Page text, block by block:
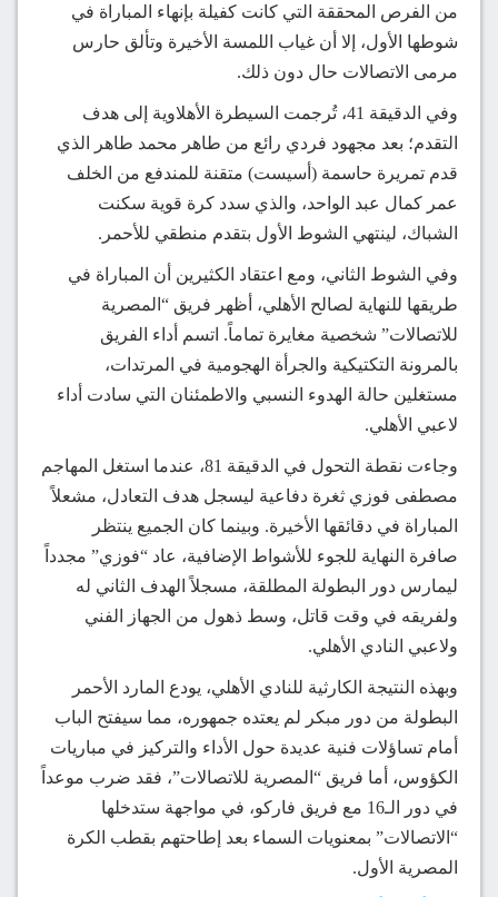
من الفرص المحققة التي كانت كفيلة بإنهاء المباراة في
شوطها الأول، إلا أن غياب اللمسة الأخيرة وتألق حارس
مرمى الاتصالات حال دون ذلك.
وفي الدقيقة 41، تُرجمت السيطرة الأهلاوية إلى هدف
التقدم؛ بعد مجهود فردي رائع من طاهر محمد طاهر الذي
قدم تمريرة حاسمة (أسيست) متقنة للمندفع من الخلف
عمر كمال عبد الواحد، والذي سدد كرة قوية سكنت
الشباك، لينتهي الشوط الأول بتقدم منطقي للأحمر.
وفي الشوط الثاني، ومع اعتقاد الكثيرين أن المباراة في
طريقها للنهاية لصالح الأهلي، أظهر فريق “المصرية
للاتصالات” شخصية مغايرة تماماً. اتسم أداء الفريق
بالمرونة التكتيكية والجرأة الهجومية في المرتدات،
مستغلين حالة الهدوء النسبي والاطمئنان التي سادت أداء
لاعبي الأهلي.
وجاءت نقطة التحول في الدقيقة 81، عندما استغل المهاجم
مصطفى فوزي ثغرة دفاعية ليسجل هدف التعادل، مشعلاً
المباراة في دقائقها الأخيرة. وبينما كان الجميع ينتظر
صافرة النهاية للجوء للأشواط الإضافية، عاد “فوزي” مجدداً
ليمارس دور البطولة المطلقة، مسجلاً الهدف الثاني له
ولفريقه في وقت قاتل، وسط ذهول من الجهاز الفني
ولاعبي النادي الأهلي.
وبهذه النتيجة الكارثية للنادي الأهلي، يودع المارد الأحمر
البطولة من دور مبكر لم يعتده جمهوره، مما سيفتح الباب
أمام تساؤلات فنية عديدة حول الأداء والتركيز في مباريات
الكؤوس، أما فريق “المصرية للاتصالات”، فقد ضرب موعداً
في دور الـ16 مع فريق فاركو، في مواجهة ستدخلها
“الاتصالات” بمعنويات السماء بعد إطاحتهم بقطب الكرة
المصرية الأول.